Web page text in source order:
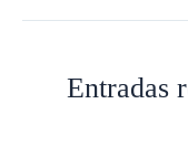
Entradas